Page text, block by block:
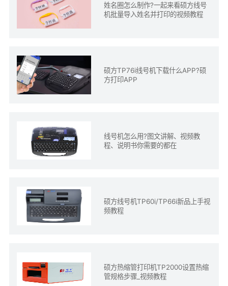
姓名圈怎么制作?一起来看硕方线号
机批量导入姓名并打印的视频教程
硕方TP76i线号机下载什么APP?硕
方打印APP
线号机怎么用?图文讲解、视频教
程、说明书你需要的都在
硕方线号机TP60i/TP66i新品上手视
频教程
硕方热缩管打印机TP2000设置热缩
管规格步骤_视频教程